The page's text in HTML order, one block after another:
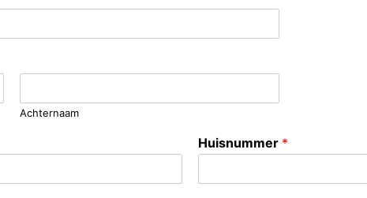
Achternaam
Huisnummer *